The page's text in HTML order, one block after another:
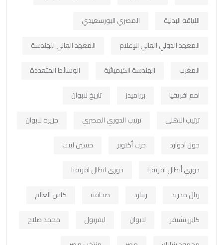
اللياقة البدنية
المصري البورسعيدي
المعهد الدولي العالي للإعلام
المعهد العالي للهندسة
المغرب
الهندسة الكيميائية
الوسائط المتعددة
امم افريقيا
بيراميدز
تاريخ لابوان
ترتيب الاهلي
ترتيب الدوري المصري
جزيرة لابوان
جون ادوارد
حرب أكتوبر
حسين لبيب
دوري أبطال افريقيا
دوري ابطال افريقيا
ريال مدريد
رينارد صحافة
كاس العالم
كايزر تشيفز
لابوان ليفربول
محمد صلاح